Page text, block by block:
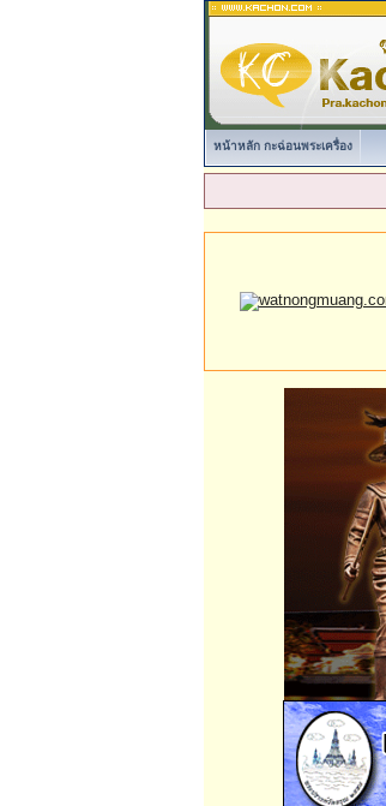
หน้าหลัก กะฉ่อนพระเครื่อง